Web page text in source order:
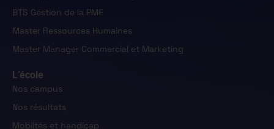
BTS Gestion de la PME
Master Ressources Humaines
Master Manager Commercial et Marketing
L’école
Nos campus
Nos résultats
Mobiltés et handicap